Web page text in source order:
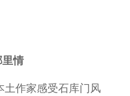
里情
土作家感受石库门风